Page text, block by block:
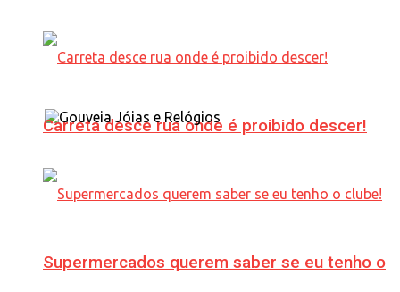
Carreta desce rua onde é proibido descer!
Supermercados querem saber se eu tenho o